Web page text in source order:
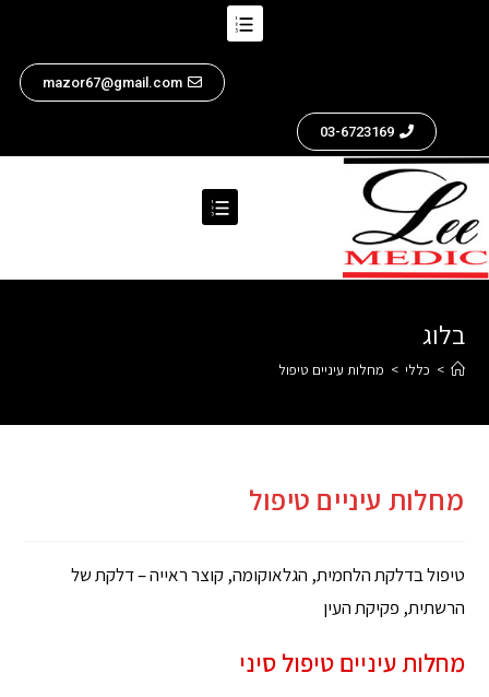
mazor67@gmail.com
03-6723169
בלוג
> כללי > מחלות עיניים טיפול
מחלות עיניים טיפול
טיפול בדלקת הלחמית, הגלאוקומה, קוצר ראייה – דלקת של
הרשתית, פקיקת העין
מחלות עיניים טיפול סיני